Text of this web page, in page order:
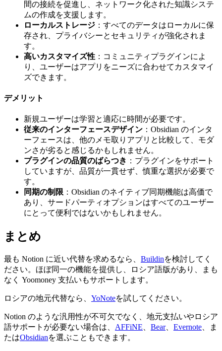
間の接続を促進し、ネットワーク化された知識システ
ムの作成を支援します。
ローカルストレージ ：すべてのデータはローカルに保
存され、プライバシーとセキュリティが強化されま
す。
高いカスタマイズ性 ：コミュニティプラグインによ
り、ユーザーはアプリをニーズに合わせてカスタマイ
ズできます。
デメリット
新規ユーザーは学習と適応に時間が必要です。
従来のインターフェースデザイン ：Obsidian のインタ
ーフェースは、他のメモ取りアプリと比較して、モダ
ンさが劣ると感じるかもしれません。
プラグインの品質のばらつき ：プラグインをサポート
していますが、品質が一貫せず、慎重な選択が必要で
す。
同期の制限 ：Obsidian のネイティブ同期機能は高価で
あり、サードパーティオプションはすべてのユーザー
にとって便利ではないかもしれません。
まとめ
最も Notion に近い代替を求めるなら、 Buildinを検討してく
ださい。ほぼ同一の機能を提供し、ロシア語版があり、まも
なく Yoomoney 支払いもサポートします。
ロシアの地元代替なら、 YoNoteを試してください。
Notion のような汎用性が不可欠でなく、地元支払いやロシア
語サポートが必要ない場合は、 AFFiNE Bear、 Evernote 、ま
たはObsidianを選ぶこともできます。